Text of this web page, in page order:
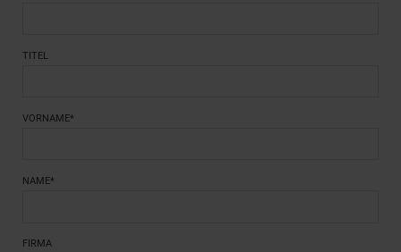
TITEL
VORNAME*
NAME*
FIRMA